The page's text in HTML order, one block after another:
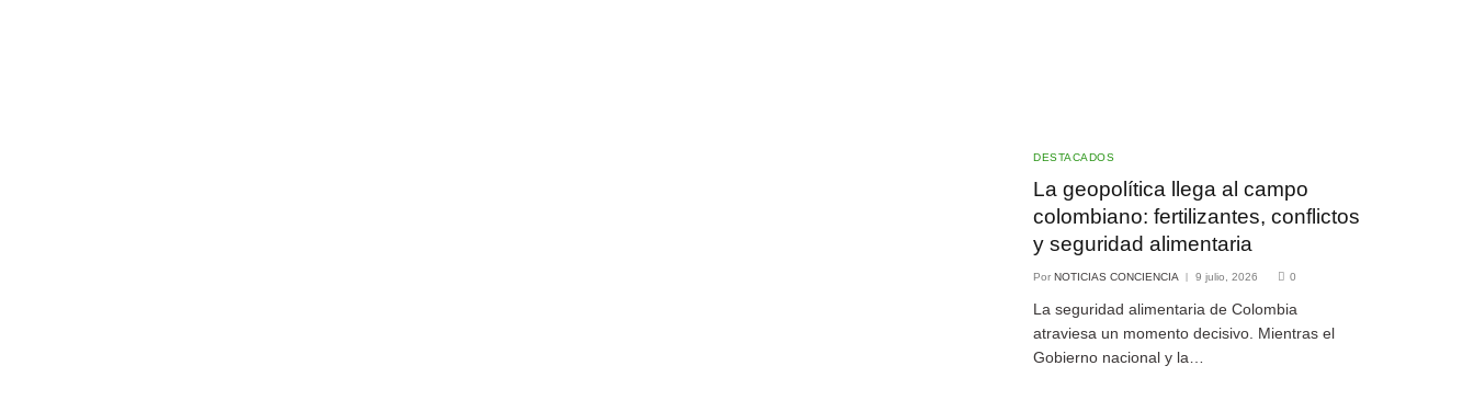
DESTACADOS
La geopolítica llega al campo
colombiano: fertilizantes, conflictos
y seguridad alimentaria
Por NOTICIAS CONCIENCIA 9 julio, 2026 0
La seguridad alimentaria de Colombia
atraviesa un momento decisivo. Mientras el
Gobierno nacional y la…